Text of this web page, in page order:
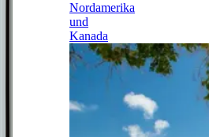
Nordamerika
und
Kanada